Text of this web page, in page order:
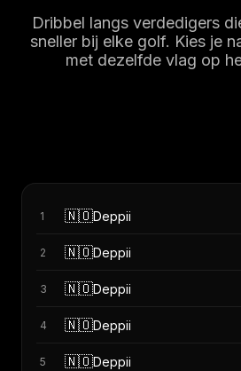
Dribbel langs verdedigers
sneller bij elke golf. Kies je
met dezelfde vlag op
1 🇳🇴Deppii
2 🇳🇴Deppii
3 🇳🇴Deppii
4 🇳🇴Deppii
5 🇳🇴Deppii